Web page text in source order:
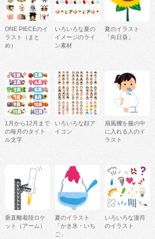
ONE PIECEのイ
ラスト（まと
め）
いろいろな夏の
イメージのライ
ン素材
夏のイラスト
「向日葵」
1月から12月まで
の毎月のタイト
ル文字
いろいろな顔ア
イコン
扇風機を服の中
に入れる人のイ
ラスト
垂直離着陸ロケ
ット（アーム）
夏のイラスト
「かき氷・いち
ご」
いろいろな漫符
のイラスト